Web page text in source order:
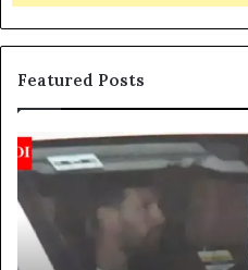
Featured Posts
లి
యో
ల్
మె